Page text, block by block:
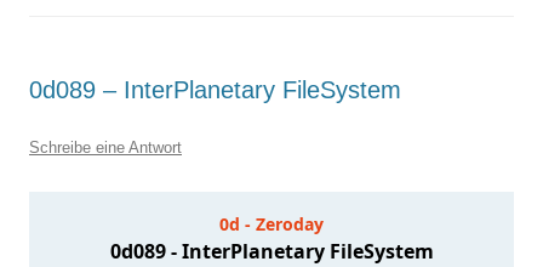
0d089 – InterPlanetary FileSystem
Schreibe eine Antwort